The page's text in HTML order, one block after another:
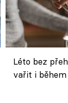
Léto bez
vařit i